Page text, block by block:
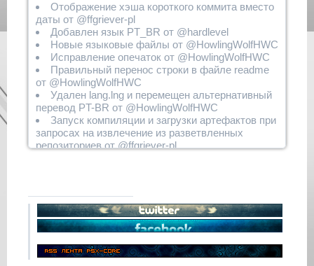
Отображение хэша короткого коммита вместо
даты от @ffgriever-pl
Добавлен язык PT_BR от @hardlevel
Новые языковые файлы от @HowlingWolfHWC
Исправление опечаток от @HowlingWolfHWC
Правильный перенос строки в файле readme
от @HowlingWolfHWC
Удален lang.lng и перемещен альтернативный
перевод PT-BR от @HowlingWolfHWC
Запуск компиляции и загрузки артефактов при
запросах на извлечение из разветвленных
репозиториев от @ffgriever-pl
основе настроек OSD от @HowlingWolfHWC